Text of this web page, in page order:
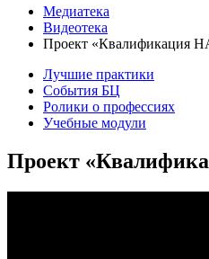
Медиатека
Видеотека
Проект «Квалификация
Лучшие практики
События БЦ
Ролики о профессиях
Учебные модули
Проект